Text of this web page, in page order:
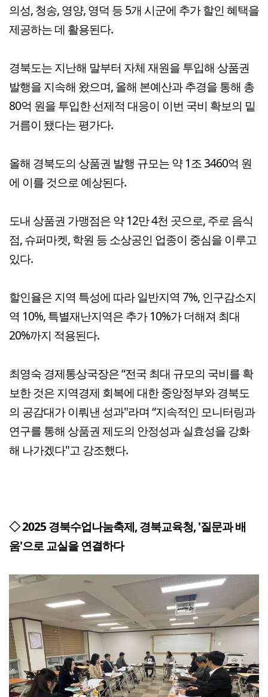
의성, 청송, 영양, 영덕 등 5개 시군에 추가 할인 혜택을
제공하는 데 활용된다.
경북도는 지난해 말부터 자체 재원을 투입해 상품권
발행을 지속해 왔으며, 올해 본예산과 추경을 통해 총
80억 원을 투입한 선제적 대응이 이번 국비 확보의 밑
거름이 됐다는 평가다.
올해 경북도의 상품권 발행 규모는 약 1조 3460억 원
에 이를 것으로 예상된다.
도내 상품권 가맹점은 약 12만 4천 곳으로, 주로 음식
점, 슈퍼마켓, 학원 등 소상공인 업종이 중심을 이루고
있다.
할인율은 지역 특성에 따라 일반지역 7%, 인구감소지
역 10%, 특별재난지역은 추가 10%가 더해져 최대
20%까지 적용된다.
최영숙 경제통상국장은 “전국 최대 규모의 국비를 확
보한 것은 지역경제 회복에 대한 중앙정부와 경북도
의 공감대가 이뤄낸 성과"라며 “지속적인 모니터링과
연구를 통해 상품권 제도의 안정성과 실효성을 강화
해 나가겠다"고 강조했다.
◇ 2025 경북수업나눔축제, 경북교육청, '질문과 배
움'으로 교실을 연결하다